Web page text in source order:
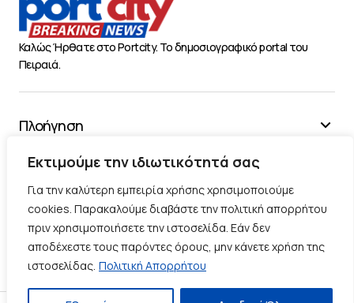
Εκτιμούμε την ιδιωτικότητά σας
Για την καλύτερη εμπειρία χρήσης χρησιμοποιούμε
cookies. Παρακαλούμε διαβάστε την πολιτική απορρήτου
πριν χρησιμοποιήσετε την ιστοσελίδα. Εάν δεν
αποδέχεστε τους παρόντες όρους, μην κάνετε χρήση της
ιστοσελίδας. Πολιτική Απορρήτου
Καλώς Ήρθατε στο Portcity. Το δημοσιογραφικό portal του
Πειραιά.
Πλοήγηση
Χρήσιμα
Διάφορα
Ακολουθήστε μας